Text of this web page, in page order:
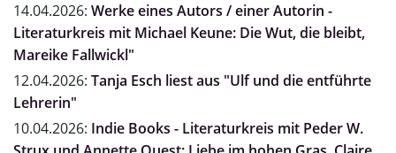
14.04.2026: Werke eines Autors / einer Autorin -
Literaturkreis mit Michael Keune: Die Wut, die bleibt,
Mareike Fallwickl"
12.04.2026: Tanja Esch liest aus "Ulf und die entführte
Lehrerin"
10.04.2026: Indie Books - Literaturkreis mit Peder W.